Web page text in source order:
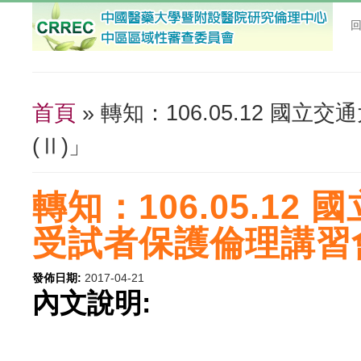
您在這裡
首頁 » 轉知：106.05.12 國立交
(Ⅱ)」
轉知：106.05.12 國
受試者保護倫理講
發佈日期: 2017-04-21
內文說明: